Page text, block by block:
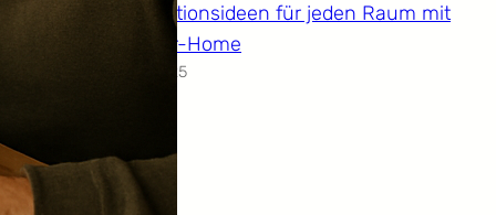
Dekorationsideen für jeden Raum mit
Hooper-Home
14.12.2025